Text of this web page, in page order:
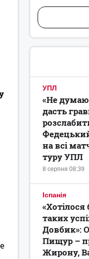
УПЛ
8 серпня 08:39
«Не
дасть
на всі
туру УПЛ
Іспанія
«Хотілося
таких
Довбик»:
Пищур –
Жирону,